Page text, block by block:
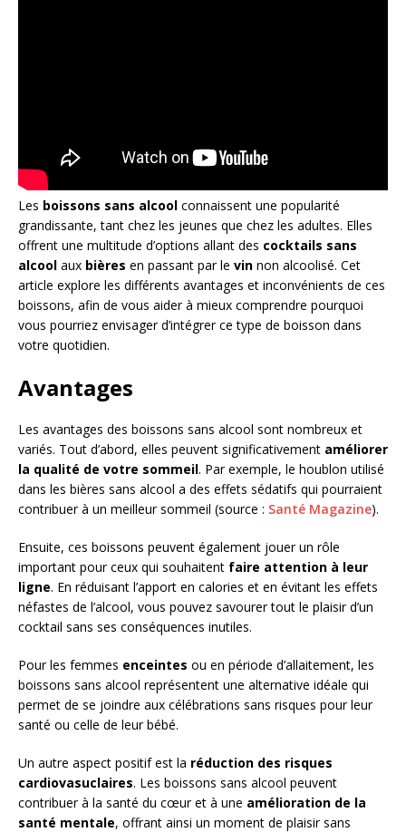
Les boissons sans alcool connaissent une popularité
grandissante, tant chez les jeunes que chez les adultes. Elles
offrent une multitude d’options allant des cocktails sans
alcool aux bières en passant par le vin non alcoolisé. Cet
article explore les différents avantages et inconvénients de ces
boissons, afin de vous aider à mieux comprendre pourquoi
vous pourriez envisager d’intégrer ce type de boisson dans
votre quotidien.
Avantages
Les avantages des boissons sans alcool sont nombreux et
variés. Tout d’abord, elles peuvent significativement améliorer
la qualité de votre sommeil. Par exemple, le houblon utilisé
dans les bières sans alcool a des effets sédatifs qui pourraient
contribuer à un meilleur sommeil (source : Santé Magazine).
Ensuite, ces boissons peuvent également jouer un rôle
important pour ceux qui souhaitent faire attention à leur
ligne. En réduisant l’apport en calories et en évitant les effets
néfastes de l’alcool, vous pouvez savourer tout le plaisir d’un
cocktail sans ses conséquences inutiles.
Pour les femmes enceintes ou en période d’allaitement, les
boissons sans alcool représentent une alternative idéale qui
permet de se joindre aux célébrations sans risques pour leur
santé ou celle de leur bébé.
Un autre aspect positif est la réduction des risques
cardiovasuclaires. Les boissons sans alcool peuvent
contribuer à la santé du cœur et à une amélioration de la
santé mentale, offrant ainsi un moment de plaisir sans